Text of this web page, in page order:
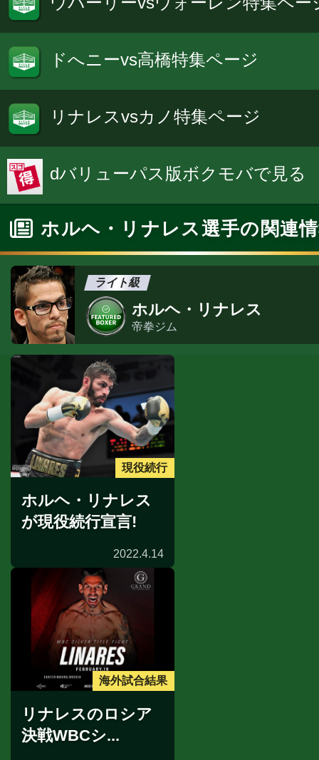
ドへニーvs高橋特集ページ
リナレスvsカノ特集ページ
dバリューパス版ボクモバで見る
ホルヘ・リナレス選手の関連
ライト級
ホルヘ・リナレス
帝拳ジム
現役続行
ホルヘ・リナレス
が現役続行宣言!
2022.4.14
海外試合結果
リナレスのロシア
決戦WBCシ...